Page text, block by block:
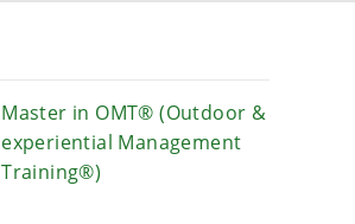
Master in OMT® (Outdoor &
experiential Management
Training®)